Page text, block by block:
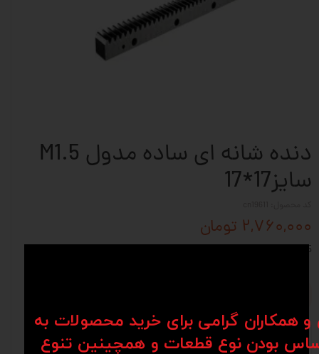
دنده شانه ای ساده مدول M1.5
سایز17*17
۲,۷۶۰,۰۰۰ تومان
M1.5-17*17-CK45
توضیحات نظرات
همکاران گرامی برای خرید محصولات به
بودن نوع قطعات و همچینین تنوع